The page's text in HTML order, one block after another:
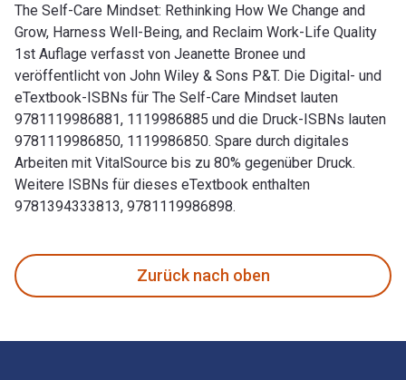
The Self-Care Mindset: Rethinking How We Change and
Grow, Harness Well-Being, and Reclaim Work-Life Quality
1st Auflage verfasst von Jeanette Bronee und
veröffentlicht von John Wiley & Sons P&T. Die Digital- und
eTextbook-ISBNs für The Self-Care Mindset lauten
9781119986881, 1119986885 und die Druck-ISBNs lauten
9781119986850, 1119986850. Spare durch digitales
Arbeiten mit VitalSource bis zu 80% gegenüber Druck.
Weitere ISBNs für dieses eTextbook enthalten
9781394333813, 9781119986898.
Zurück nach oben